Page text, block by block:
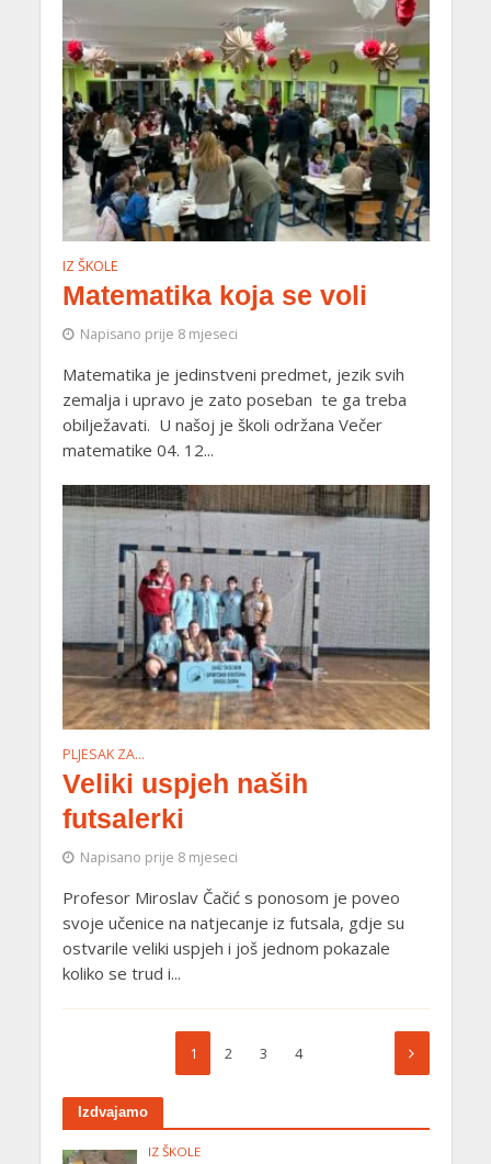
IZ ŠKOLE
Matematika koja se voli
Napisano prije 8 mjeseci
Matematika je jedinstveni predmet, jezik svih
zemalja i upravo je zato poseban te ga treba
obilježavati. U našoj je školi održana Večer
matematike 04. 12...
PLJESAK ZA…
Veliki uspjeh naših
futsalerki
Napisano prije 8 mjeseci
Profesor Miroslav Čačić s ponosom je poveo
svoje učenice na natjecanje iz futsala, gdje su
ostvarile veliki uspjeh i još jednom pokazale
koliko se trud i...
1 2 3 4
Izdvajamo
IZ ŠKOLE